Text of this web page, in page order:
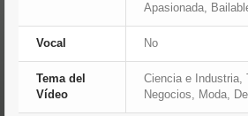
Apasionada,
Vocal No
Tema del
Vídeo
Ciencia e Industria,
Negocios, Moda,